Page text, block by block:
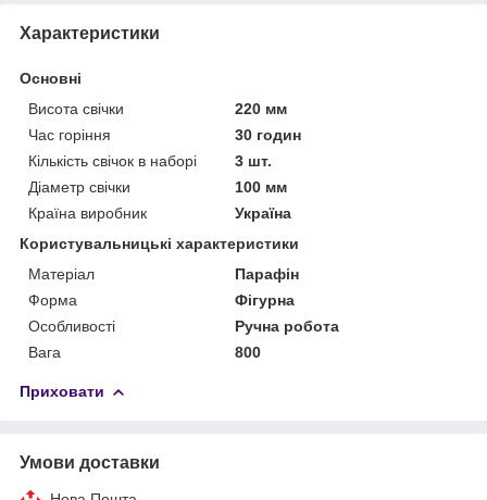
Характеристики
Основні
Висота свічки
220 мм
Час горіння
30 годин
Кількість свічок в наборі
3 шт.
Діаметр свічки
100 мм
Країна виробник
Україна
Користувальницькі характеристики
Матеріал
Парафін
Форма
Фігурна
Особливості
Ручна робота
Вага
800
Приховати
Умови доставки